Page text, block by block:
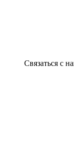
Связаться с